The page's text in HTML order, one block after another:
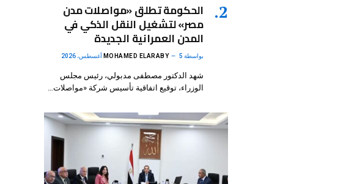
الحكومة تطلق «مواصلات مدن
مصر» لتشغيل النقل الذكي في
المدن العمرانية الجديدة
بواسطة MOHAMED ELARABY 5 أغسطس، 2026
شهد الدكتور مصطفى مدبولي، رئيس مجلس
الوزراء، توقيع اتفاقية تأسيس شركة «مواصلات…